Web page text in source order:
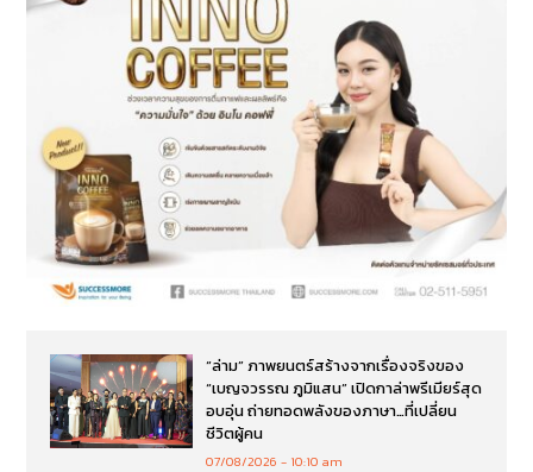
“ล่าม” ภาพยนตร์สร้างจากเรื่องจริงของ
“เบญจวรรณ ภูมิแสน” เปิดกาล่าพรีเมียร์สุด
อบอุ่น ถ่ายทอดพลังของภาษา…ที่เปลี่ยน
ชีวิตผู้คน
07/08/2026 10:10 am